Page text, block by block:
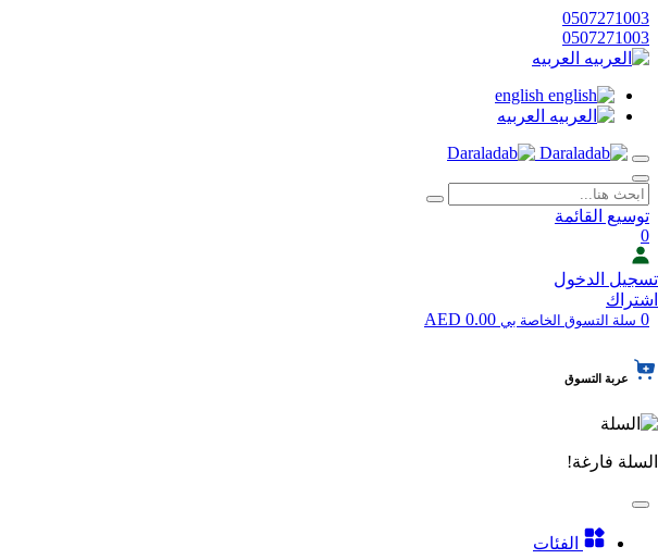
0507271003
0507271003
العربيه
english
العربيه
توسيع القائمة
0
تسجيل الدخول
اشتراك
0 سلة التسوق الخاصة بي
عربة التسوق
السلة فارغة!
الفئات